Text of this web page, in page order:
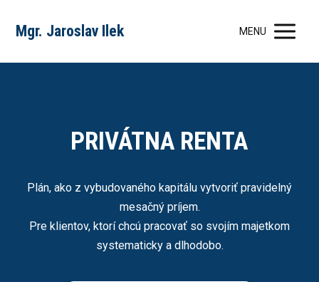
Mgr. Jaroslav Ilek MENU
PRIVÁTNA RENTA
Plán, ako z vybudovaného kapitálu vytvoriť pravidelný
mesačný príjem.
Pre klientov, ktorí chcú pracovať so svojím majetkom
systematicky a dlhodobo.